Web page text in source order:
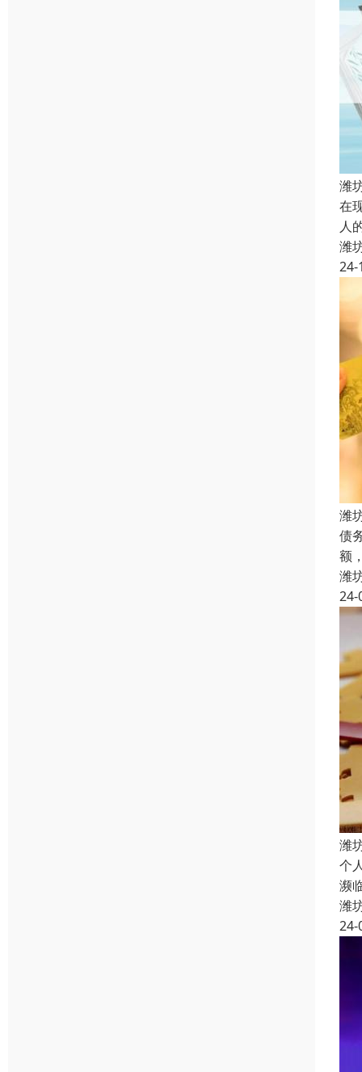
潍
在
人
潍
24-
潍
债
额
潍
24-
潍
个
濒
潍
24-